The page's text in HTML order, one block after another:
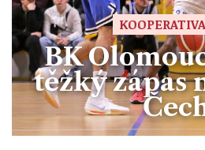
BK
těžký zápas